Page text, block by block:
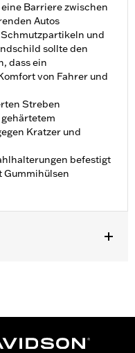
Barriere zwischen
Autos
und
sollte den
dass ein
von Fahrer und
Streben
Kratzer und
befestigt
Gummihülsen